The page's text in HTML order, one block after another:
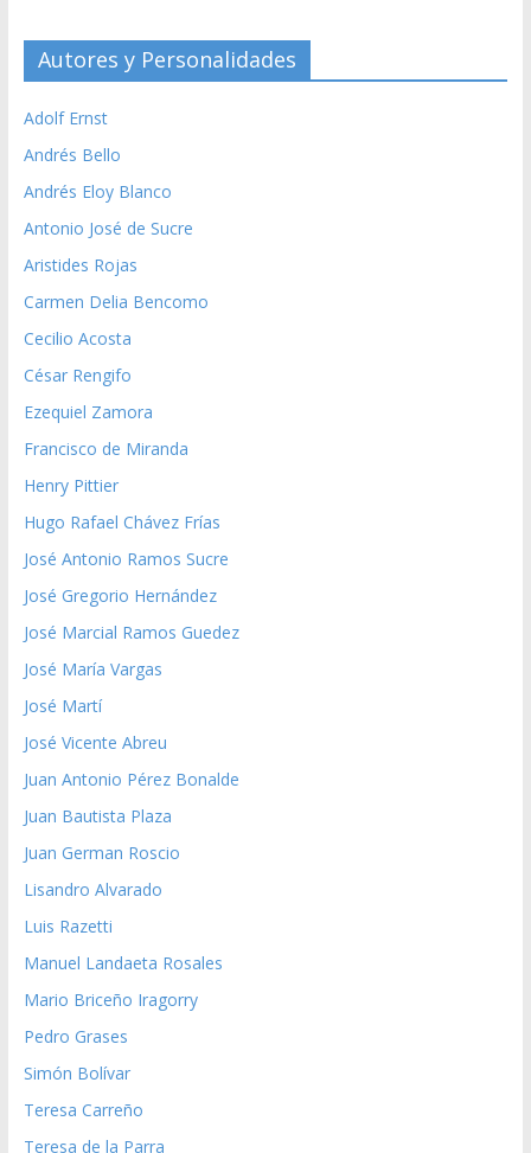
Autores y Personalidades
Adolf Ernst
Andrés Bello
Andrés Eloy Blanco
Antonio José de Sucre
Aristides Rojas
Carmen Delia Bencomo
Cecilio Acosta
César Rengifo
Ezequiel Zamora
Francisco de Miranda
Henry Pittier
Hugo Rafael Chávez Frías
José Antonio Ramos Sucre
José Gregorio Hernández
José Marcial Ramos Guedez
José María Vargas
José Martí
José Vicente Abreu
Juan Antonio Pérez Bonalde
Juan Bautista Plaza
Juan German Roscio
Lisandro Alvarado
Luis Razetti
Manuel Landaeta Rosales
Mario Briceño Iragorry
Pedro Grases
Simón Bolívar
Teresa Carreño
Teresa de la Parra